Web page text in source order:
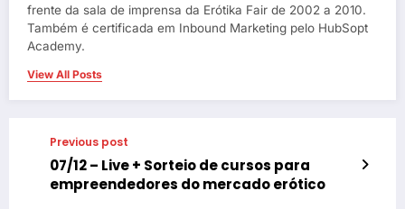
frente da sala de imprensa da Erótika Fair de 2002 a 2010.
Também é certificada em Inbound Marketing pelo HubSopt
Academy.
View All Posts
Previous post
07/12 – Live + Sorteio de cursos para
empreendedores do mercado erótico